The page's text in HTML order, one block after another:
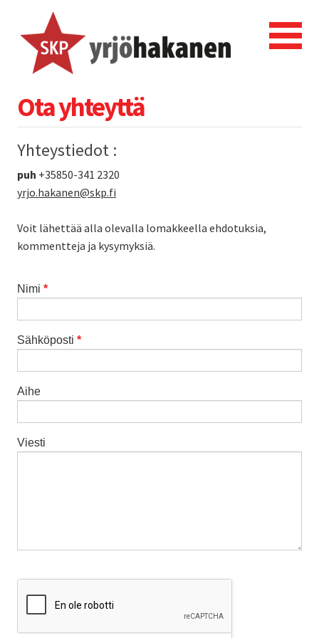
Ota yhteyttä
Yhteystiedot :
puh +35850-341 2320
yrjo.hakanen@skp.fi
Voit lähettää alla olevalla lomakkeella ehdotuksia,
kommentteja ja kysymyksiä.
Nimi *
Sähköposti *
Aihe
Viesti